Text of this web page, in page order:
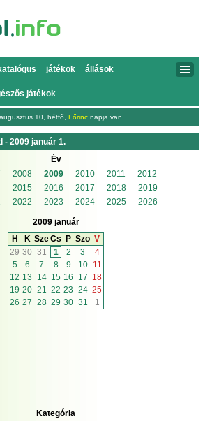
játékok állások
játékok
10, hétfő, Lőrinc napja van.
- 2009 január 1.
Év
2008 2009 2010 2011
2012
2015 2016 2017 2018
2019
2022 2023 2024 2025 2026
2009 január
H
K SzeCs P Szo V
29 30 31 1 2 3
4
5
6 7 8 9 10
11
12 13 14 15 16 17 18
19 20 21 22 23 24 25
26 27 28 29 30 31 1
Kategória